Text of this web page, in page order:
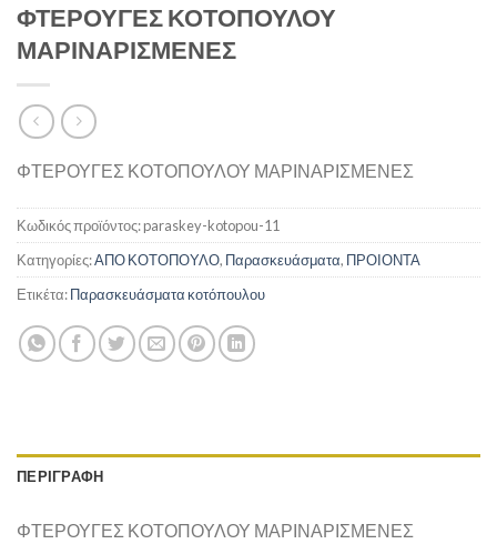
ΦΤΕΡΟΥΓΕΣ ΚΟΤΟΠΟΥΛΟΥ
ΜΑΡΙΝΑΡΙΣΜΕΝΕΣ
ΦΤΕΡΟΥΓΕΣ ΚΟΤΟΠΟΥΛΟΥ ΜΑΡΙΝΑΡΙΣΜΕΝΕΣ
Κωδικός προϊόντος:paraskey-kotopou-11
Κατηγορίες:ΑΠΟ ΚΟΤΟΠΟΥΛΟ, Παρασκευάσματα, ΠΡΟΙΟΝΤΑ
Ετικέτα:Παρασκευάσματα κοτόπουλου
ΠΕΡΙΓΡΑΦΉ
ΦΤΕΡΟΥΓΕΣ ΚΟΤΟΠΟΥΛΟΥ ΜΑΡΙΝΑΡΙΣΜΕΝΕΣ